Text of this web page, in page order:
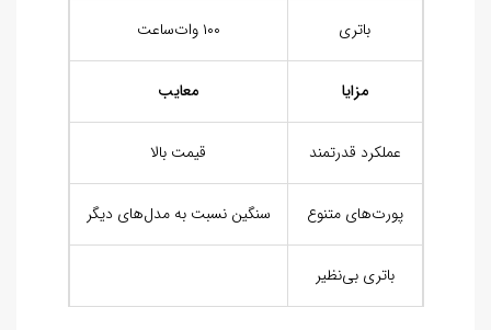
باتری ۱۰۰ وات‌ساعت
مزایا معایب
عملکرد قدرتمند قیمت بالا
پورت‌های متنوع سنگین نسبت به مدل‌های دیگر
باتری بی‌نظیر